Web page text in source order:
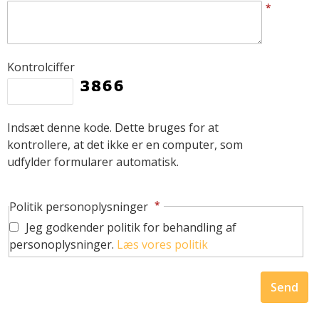
*
Kontrolciffer
Indsæt denne kode. Dette bruges for at
kontrollere, at det ikke er en computer, som
udfylder formularer automatisk.
Politik personoplysninger *
Jeg godkender politik for behandling af
personoplysninger. Læs vores politik